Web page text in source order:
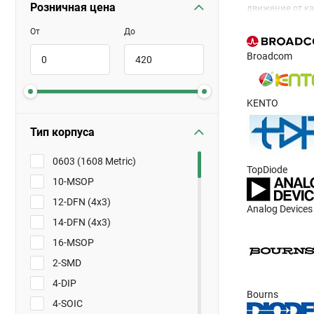
Розничная цена
От До
Тип корпуса
0603 (1608 Metric)
10-MSOP
12-DFN (4x3)
14-DFN (4x3)
16-MSOP
2-SMD
4-DIP
4-SOIC
движение от
В
напряжение.
В каталоге
емкости
Чтобы
Broadcom
KENTO
TopDiode
Analog Devices
Bourns